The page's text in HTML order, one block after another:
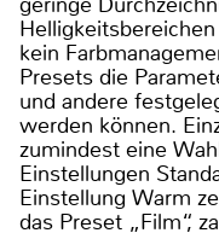
kein
Presets die
und andere
werden können.
zumindest eine
Einstellungen
Einstellung Warm
das Preset „Film“,